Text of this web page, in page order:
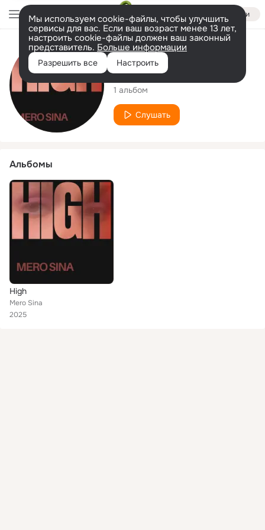
Войти
Мы используем cookie-файлы, чтобы улучшить
сервисы для вас. Если ваш возраст менее 13 лет,
настроить cookie-файлы должен ваш законный
представитель. Больше информации
Разрешить все Настроить
Исполнитель
Mero Sina
1 альбом
Слушать
Альбомы
High
Mero Sina
2025